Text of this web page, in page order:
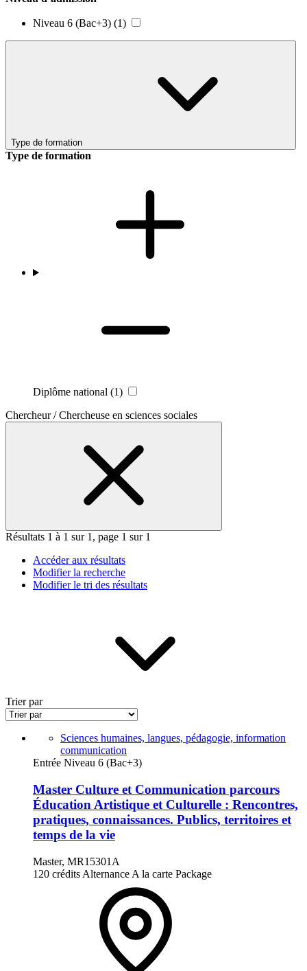
Niveau 6 (Bac+3) (1)
Type de formation
Type de formation
Diplôme national (1)
Chercheur / Chercheuse en sciences sociales
Résultats 1 à 1 sur 1, page 1 sur 1
Accéder aux résultats
Modifier la recherche
Modifier le tri des résultats
Trier par
Sciences humaines, langues, pédagogie, information
communication
Entrée Niveau 6 (Bac+3)
Master Culture et Communication parcours
Éducation Artistique et Culturelle : Rencontres,
pratiques, connaissances. Publics, territoires et
temps de la vie
Master, MR15301A
120 crédits Alternance A la carte Package